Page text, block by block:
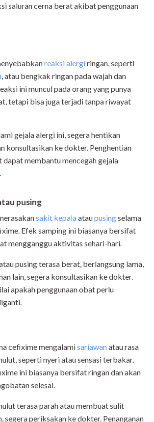
saluran cerna berat akibat penggunaan
reaksi alergiringan, seperti
, atau bengkak ringan pada wajah dan
ini muncul pada orang yang punya
tetapi bisa juga terjadi tanpa riwayat
gejala alergi ini, segera hentikan
konsultasikan ke dokter. Penghentian
dapat membantu mencegah gejala
pusing
sakit kepalaataupusingselama
Efek samping ini biasanya bersifat
mengganggu aktivitas sehari-hari.
pusing terasa berat, berlangsung lama,
lain, segera konsultasikan ke dokter.
apakah penggunaan obat perlu
cefixime mengalamisariawanatau rasa
seperti nyeri atau sensasi terbakar.
ini biasanya bersifat ringan dan akan
selesai.
terasa parah atau membuat sulit
segera periksakan ke dokter. Penanganan